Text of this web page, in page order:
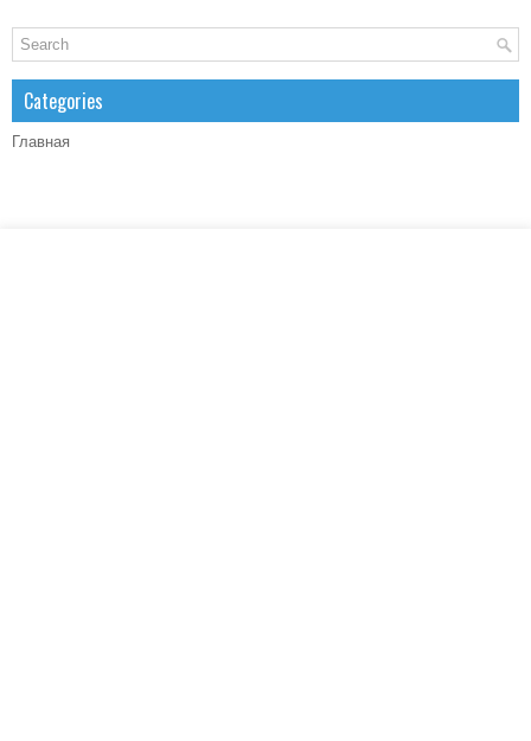
Categories
Главная